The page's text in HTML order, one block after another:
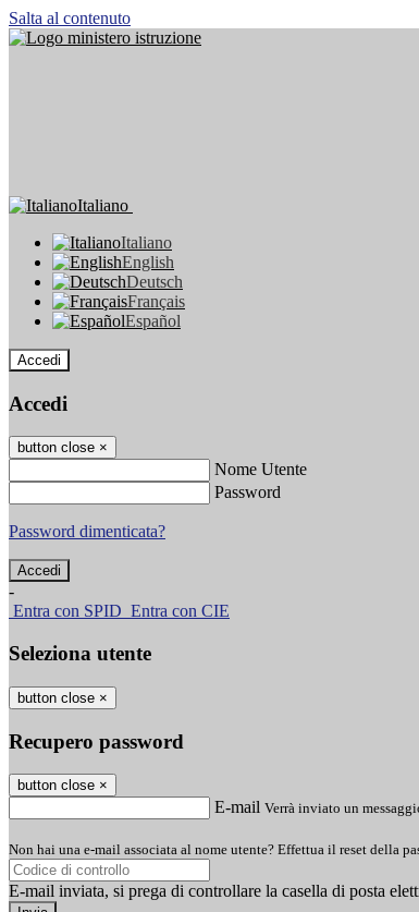
Salta al contenuto
Italiano
Italiano
English
Deutsch
Français
Español
Accedi
Accedi
button close ×
Nome Utente
Password
Password dimenticata?
-
Entra con SPID Entra con CIE
Seleziona utente
button close ×
Recupero password
button close ×
E-mail Verrà inviato un
Non hai una e-mail associata al nome utente? Effettua il reset della
E-mail inviata, si prega di controllare la casella di posta